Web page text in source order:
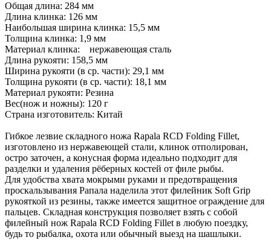
Общая длина: 284 мм
Длина клинка: 126 мм
Наибольшая ширина клинка: 15,5 мм
Толщина клинка: 1,9 мм
Материал клинка: нержавеющая сталь
Длина рукояти: 158,5 мм
Ширина рукояти (в ср. части): 29,1 мм
Толщина рукояти (в ср. части): 18,1 мм
Материал рукояти: Резина
Вес(нож и ножны): 120 г
Страна изготовитель: Китай
Гибкое лезвие складного ножа Rapala RCD Folding Fillet,
изготовлено из нержавеющей стали, клинок отполирован,
остро заточен, а конусная форма идеально подходит для
разделки и удаления рёберных костей от филе рыбы.
Для удобства хвата мокрыми руками и предотвращения
проскальзывания Рапала наделила этот филейник Soft Grip
рукояткой из резины, также имеется защитное ограждение для
пальцев. Складная конструкция позволяет взять с собой
филейный нож Rapala RCD Folding Fillet в любую поездку,
будь то рыбалка, охота или обычный выезд на шашлыки.